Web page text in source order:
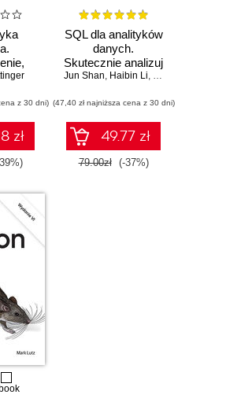
i
dla
II
z 30 dni)
zł
SQL dla analityków
danych.
Skutecznie analizuj
dane, wyciągaj
wnioski i opanuj
zaawansowany
SQL na potrzeby
praktycznych
zastosowań.
Jun Shan, Haibin Li, Matt Goldwasser
(47,40 zł najniższa cena z 30 dni)
49.77 zł
79.00zł (-37%)